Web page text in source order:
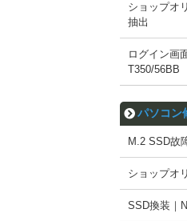
ショップオ
抽出
ログイン画
T350/56BB
パソコン
M.2 SSD故
ショップオ
SSD換装｜